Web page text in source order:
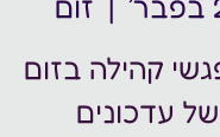
  |
זום
קהילה בזום
עדכונים